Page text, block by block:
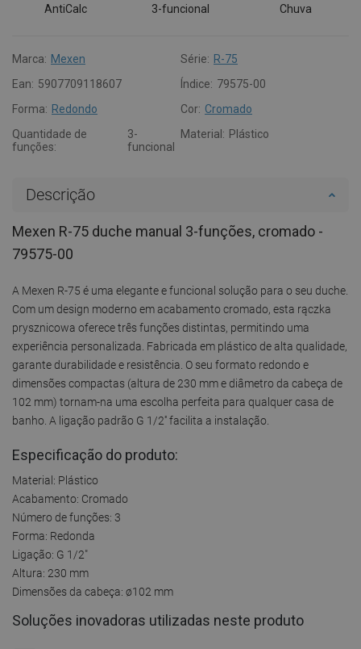
AntiCalc 3-funcional Chuva
Marca: Mexen Série: R-75
Ean: 5907709118607 Índice: 79575-00
Forma: Redondo Cor: Cromado
Quantidade de
funções:
3-
funcional
Material: Plástico
Descrição
Mexen R-75 duche manual 3-funções, cromado -
79575-00
A Mexen R-75 é uma elegante e funcional solução para o seu duche.
Com um design moderno em acabamento cromado, esta rączka
prysznicowa oferece três funções distintas, permitindo uma
experiência personalizada. Fabricada em plástico de alta qualidade,
garante durabilidade e resistência. O seu formato redondo e
dimensões compactas (altura de 230 mm e diâmetro da cabeça de
102 mm) tornam-na uma escolha perfeita para qualquer casa de
banho. A ligação padrão G 1/2'' facilita a instalação.
Especificação do produto:
Material: Plástico
Acabamento: Cromado
Número de funções: 3
Forma: Redonda
Ligação: G 1/2"
Altura: 230 mm
Dimensões da cabeça: ø102 mm
Soluções inovadoras utilizadas neste produto